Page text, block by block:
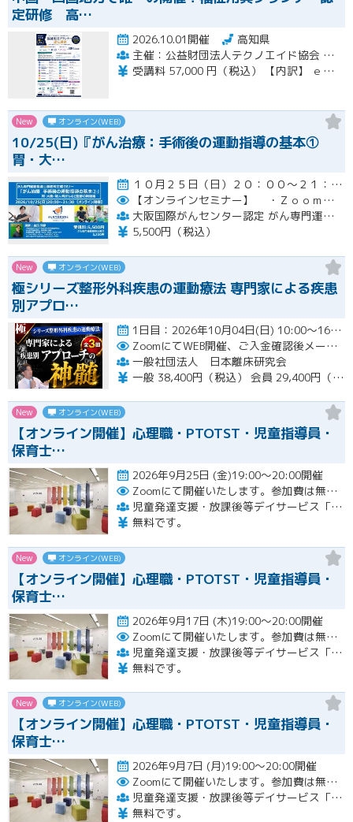
定研修 高…
2026.10.01開催
高知県
主催：公益財団法人テクノエイド協会 集合研修会場期間：一般社団法人ナチュラルハートフルケアネットワーク
受講料 57,000 円（税込） 【内訳】 ｅラーニング受講料・テキスト代 21,000 円（税込） 集合講習受講料 36,000 円（税込） ※インターネットに係る通信料（回線料）は、受講料には含まれません。
New オンライン(WEB)
10/25(日)『がん治療：手術後の運動指導の基本①
胃・大…
１０月２５日（日）２０：００～２１：３０開催
【オンラインセミナー】
・Ｚｏｏｍにて開催。事前にＵＲＬをメールにてお知らせします。
大阪国際がんセンター認定 がん専門運動指導士 事務局（ルネサンス運動支援センター内）
5,500円（税込）
New オンライン(WEB)
極シリーズ整形外科疾患の運動療法 専門家による疾患
別アプロ…
1日目：2026年10月04日(日) 10:00〜16:00 2日目：2026年10月25日(日) 10:00〜16…開催
ZoomにてWEB開催、ご入金確認後メールにてURLをお知らせいたします。
一般社団法人 日本離床研究会
一般 38,400円（税込） 会員 29,400円（税込）
New オンライン(WEB)
【オンライン開催】心理職・PTOTST・児童指導員・
保育士…
2026年9月25日 (金)19:00～20:00開催
Zoomにて開催いたします。参加費は無料です。
児童発達支援・放課後等デイサービス「LITALICOジュニア」
無料です。
New オンライン(WEB)
【オンライン開催】心理職・PTOTST・児童指導員・
保育士…
2026年9月17日 (木)19:00～20:00開催
Zoomにて開催いたします。参加費は無料です。
児童発達支援・放課後等デイサービス「LITALICOジュニア」
無料です。
New オンライン(WEB)
【オンライン開催】心理職・PTOTST・児童指導員・
保育士…
2026年9月7日 (月)19:00～20:00開催
Zoomにて開催いたします。参加費は無料です。
児童発達支援・放課後等デイサービス「LITALICOジュニア」
無料です。